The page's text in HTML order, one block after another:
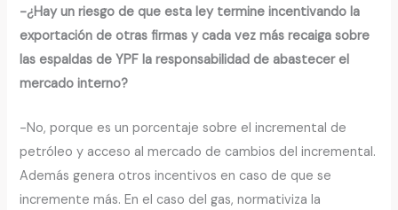
-¿Hay un riesgo de que esta ley termine incentivando la
exportación de otras firmas y cada vez más recaiga sobre
las espaldas de YPF la responsabilidad de abastecer el
mercado interno?
-No, porque es un porcentaje sobre el incremental de
petróleo y acceso al mercado de cambios del incremental.
Además genera otros incentivos en caso de que se
incremente más. En el caso del gas, normativiza la